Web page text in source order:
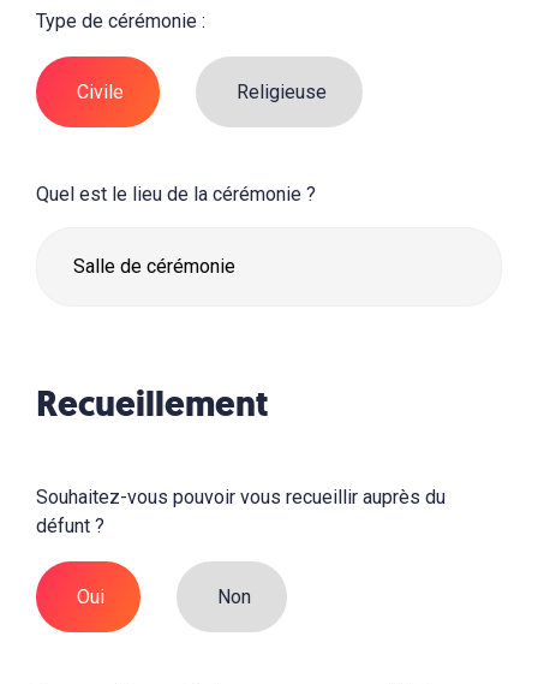
Type de cérémonie :
Civile Religieuse
Quel est le lieu de la cérémonie ?
Recueillement
Souhaitez-vous pouvoir vous recueillir auprès du
défunt ?
Oui Non